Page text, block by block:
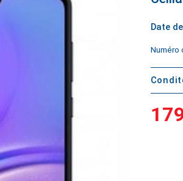
Date
Numéro